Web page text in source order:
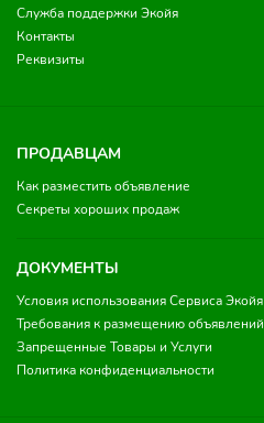
Служба поддержки Экойя
Контакты
Реквизиты
ПРОДАВЦАМ
Как разместить объявление
Секреты хороших продаж
ДОКУМЕНТЫ
Условия использования Сервиса Экойя
Требования к размещению объявлений
Запрещенные Товары и Услуги
Политика конфиденциальности